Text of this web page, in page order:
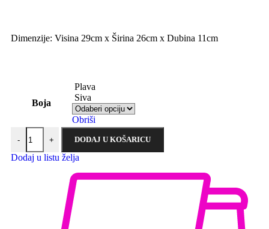
Dimenzije: Visina 29cm x Širina 26cm x Dubina 11cm
Boja
Plava
Siva
Obriši
- + DODAJ U KOŠARICU
Dodaj u listu želja